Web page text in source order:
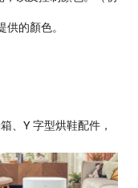
的顏色。
、Y 字型烘鞋配件，